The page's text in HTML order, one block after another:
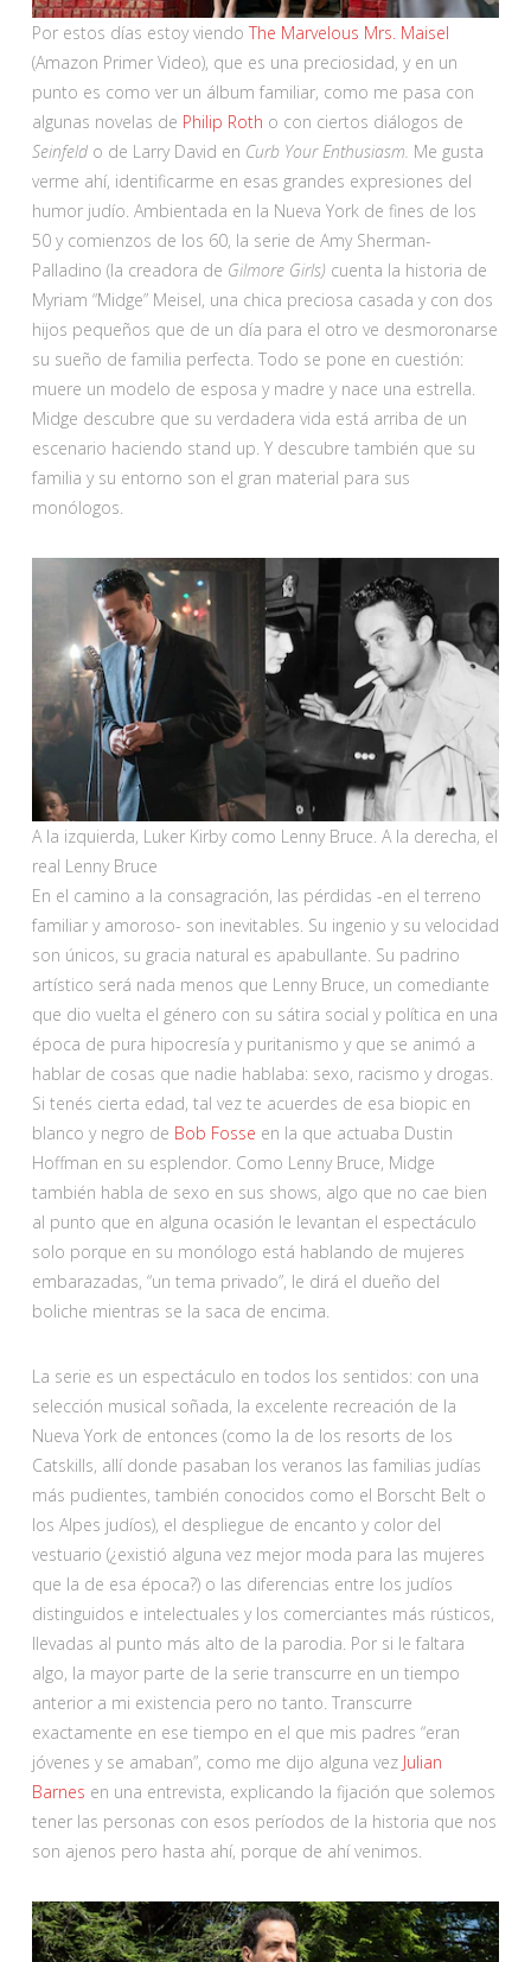
Por estos días estoy viendo The Marvelous Mrs. Maisel
(Amazon Primer Video), que es una preciosidad, y en un
punto es como ver un álbum familiar, como me pasa con
algunas novelas de Philip Roth o con ciertos diálogos de
Seinfeldo de Larry David en Curb Your Enthusiasm. Me gusta
verme ahí, identificarme en esas grandes expresiones del
humor judío. Ambientada en la Nueva York de fines de los
50 y comienzos de los 60, la serie de Amy Sherman-
Palladino (la creadora de Gilmore Girls) cuenta la historia de
Myriam “Midge” Meisel, una chica preciosa casada y con dos
hijos pequeños que de un día para el otro ve desmoronarse
su sueño de familia perfecta. Todo se pone en cuestión:
muere un modelo de esposa y madre y nace una estrella.
Midge descubre que su verdadera vida está arriba de un
escenario haciendo stand up. Y descubre también que su
familia y su entorno son el gran material para sus
monólogos.
A la izquierda, Luker Kirby como Lenny Bruce. A la derecha, el
real Lenny Bruce
En el camino a la consagración, las pérdidas -en el terreno
familiar y amoroso- son inevitables. Su ingenio y su velocidad
son únicos, su gracia natural es apabullante. Su padrino
artístico será nada menos que Lenny Bruce, un comediante
que dio vuelta el género con su sátira social y política en una
época de pura hipocresía y puritanismo y que se animó a
hablar de cosas que nadie hablaba: sexo, racismo y drogas.
Si tenés cierta edad, tal vez te acuerdes de esa biopic en
blanco y negro de Bob Fosse en la que actuaba Dustin
Hoffman en su esplendor. Como Lenny Bruce, Midge
también habla de sexo en sus shows, algo que no cae bien
al punto que en alguna ocasión le levantan el espectáculo
solo porque en su monólogo está hablando de mujeres
embarazadas, “un tema privado”, le dirá el dueño del
boliche mientras se la saca de encima.
La serie es un espectáculo en todos los sentidos: con una
selección musical soñada, la excelente recreación de la
Nueva York de entonces (como la de los resorts de los
Catskills, allí donde pasaban los veranos las familias judías
más pudientes, también conocidos como el Borscht Belt o
los Alpes judíos), el despliegue de encanto y color del
vestuario (¿existió alguna vez mejor moda para las mujeres
que la de esa época?) o las diferencias entre los judíos
distinguidos e intelectuales y los comerciantes más rústicos,
llevadas al punto más alto de la parodia. Por si le faltara
algo, la mayor parte de la serie transcurre en un tiempo
anterior a mi existencia pero no tanto. Transcurre
exactamente en ese tiempo en el que mis padres “eran
jóvenes y se amaban”, como me dijo alguna vez Julian
Barnes en una entrevista, explicando la fijación que solemos
tener las personas con esos períodos de la historia que nos
son ajenos pero hasta ahí, porque de ahí venimos.